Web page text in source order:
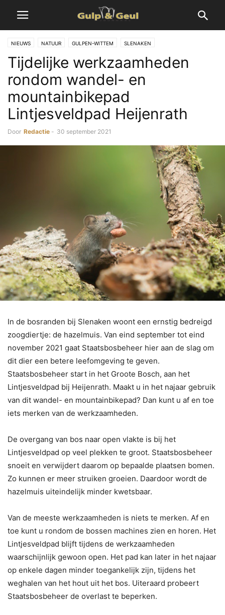
NIEUWS NATUUR GULPEN-WITTEM SLENAKEN
Tijdelijke werkzaamheden
rondom wandel- en
mountainbikepad
Lintjesveldpad Heijenrath
Door Redactie - 30 september 2021
In de bosranden bij Slenaken woont een ernstig bedreigd
zoogdiertje: de hazelmuis. Van eind september tot eind
november 2021 gaat Staatsbosbeheer hier aan de slag om
dit dier een betere leefomgeving te geven.
Staatsbosbeheer start in het Groote Bosch, aan het
Lintjesveldpad bij Heijenrath. Maakt u in het najaar gebruik
van dit wandel- en mountainbikepad? Dan kunt u af en toe
iets merken van de werkzaamheden.
De overgang van bos naar open vlakte is bij het
Lintjesveldpad op veel plekken te groot. Staatsbosbeheer
snoeit en verwijdert daarom op bepaalde plaatsen bomen.
Zo kunnen er meer struiken groeien. Daardoor wordt de
hazelmuis uiteindelijk minder kwetsbaar.
Van de meeste werkzaamheden is niets te merken. Af en
toe kunt u rondom de bossen machines zien en horen. Het
Lintjesveldpad blijft tijdens de werkzaamheden
waarschijnlijk gewoon open. Het pad kan later in het najaar
op enkele dagen minder toegankelijk zijn, tijdens het
weghalen van het hout uit het bos. Uiteraard probeert
Staatsbosbeheer de overlast te beperken.